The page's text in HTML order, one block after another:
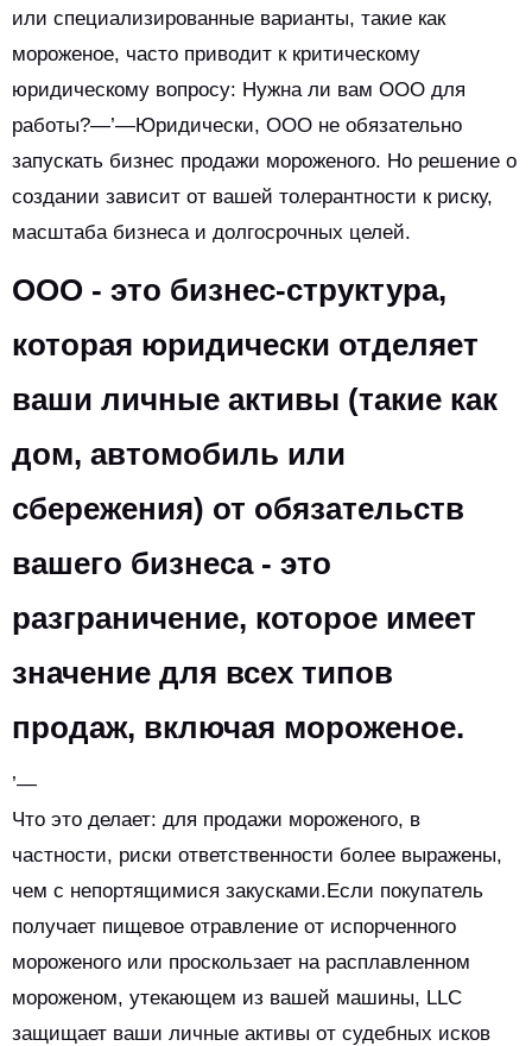
или специализированные варианты, такие как
мороженое, часто приводит к критическому
юридическому вопросу: Нужна ли вам ООО для
работы?—’—Юридически, ООО не обязательно
запускать бизнес продажи мороженого. Но решение о
создании зависит от вашей толерантности к риску,
масштаба бизнеса и долгосрочных целей.
ООО - это бизнес-структура,
которая юридически отделяет
ваши личные активы (такие как
дом, автомобиль или
сбережения) от обязательств
вашего бизнеса - это
разграничение, которое имеет
значение для всех типов
продаж, включая мороженое.
’—
Что это делает: для продажи мороженого, в
частности, риски ответственности более выражены,
чем с непортящимися закусками.Если покупатель
получает пищевое отравление от испорченного
мороженого или проскользает на расплавленном
мороженом, утекающем из вашей машины, LLC
защищает ваши личные активы от судебных исков